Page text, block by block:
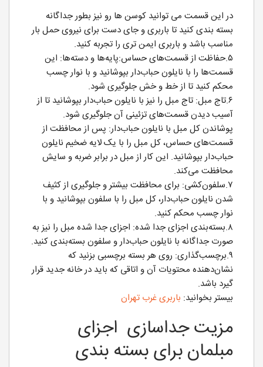
در این قسمت می توانید کوسن ها رو نیز بطور جداگانه
بسته بندی کنید تا باربری و جای دست برای نیروی حمل بار
مناسب باشد و باربری ایمن تری را تجربه کنید.
۵.حفاظت از قسمت‌های حساس:پایه‌ها و دسته‌ها: این
قسمت‌ها را با نایلون حباب‌دار بپوشانید و با نوار چسب
محکم کنید تا از خط و خش جلوگیری شود.
۶.تاج مبل: تاج مبل را نیز با نایلون حباب‌دار بپوشانید تا از
آسیب دیدن قسمت‌های تزئینی آن جلوگیری شود.
پوشاندن کل مبل با نایلون حباب‌دار: پس از محافظت از
قسمت‌های حساس، کل مبل را با یک لایه ضخیم نایلون
حباب‌دار بپوشانید. این کار از مبل در برابر ضربه و سایش
محافظت می‌کند.
۷.سلفون‌کشی: برای محافظت بیشتر و جلوگیری از کثیف
شدن نایلون حباب‌دار، کل مبل را با سلفون بپوشانید و با
نوار چسب محکم کنید.
۸.بسته‌بندی اجزای جدا شده: اجزای جدا شده مبل را نیز به
صورت جداگانه با نایلون حباب‌دار و سلفون بسته‌بندی کنید.
۹.برچسب‌گذاری: روی هر بسته برچسبی بزنید که
نشان‌دهنده محتویات آن و اتاقی که باید در خانه جدید قرار
گیرد باشد.
بیستر بخوانید: باربری غرب تهران
مزیت جداسازی اجزای
مبلمان برای بسته بندی